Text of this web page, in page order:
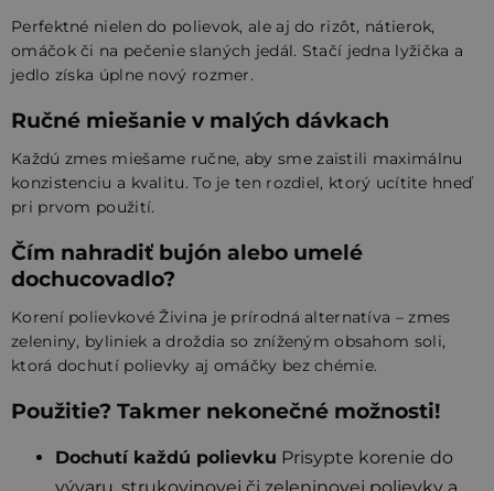
Perfektné nielen do polievok, ale aj do rizôt, nátierok,
omáčok či na pečenie slaných jedál. Stačí jedna lyžička a
jedlo získa úplne nový rozmer.
Ručné miešanie v malých dávkach
Každú zmes miešame ručne, aby sme zaistili maximálnu
konzistenciu a kvalitu. To je ten rozdiel, ktorý ucítite hneď
pri prvom použití.
Čím nahradiť bujón alebo umelé
dochucovadlo?
Korení polievkové Živina je prírodná alternatíva – zmes
zeleniny, byliniek a droždia so zníženým obsahom soli,
ktorá dochutí polievky aj omáčky bez chémie.
Použitie? Takmer nekonečné možnosti!
Dochutí každú polievku Prisypte korenie do